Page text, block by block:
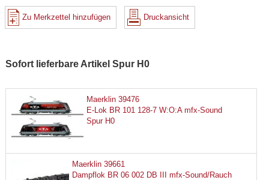
Zu Merkzettel hinzufügen Druckansicht
Sofort lieferbare Artikel Spur H0
Maerklin 39476
E-Lok BR 101 128-7 W:O:A mfx-Sound
Spur H0
Maerklin 39661
Dampflok BR 06 002 DB III mfx-Sound/Rauch